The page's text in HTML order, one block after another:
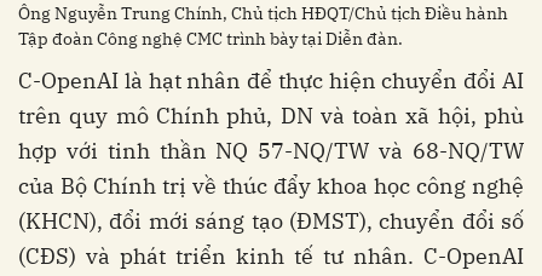
Ông Nguyễn Trung Chính, Chủ tịch HĐQT/Chủ tịch Điều hành
Tập đoàn Công nghệ CMC trình bày tại Diễn đàn.
C-OpenAI là hạt nhân để thực hiện chuyển đổi AI
trên quy mô Chính phủ, DN và toàn xã hội, phù
hợp với tinh thần NQ 57-NQ/TW và 68-NQ/TW
của Bộ Chính trị về thúc đẩy khoa học công nghệ
(KHCN), đổi mới sáng tạo (ĐMST), chuyển đổi số
(CĐS) và phát triển kinh tế tư nhân. C-OpenAI